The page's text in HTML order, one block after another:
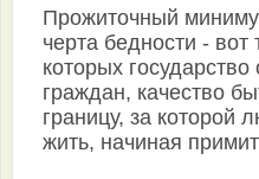
Прожиточный
черта бедности -
которых
граждан, качество
границу, за которой
жить, начиная